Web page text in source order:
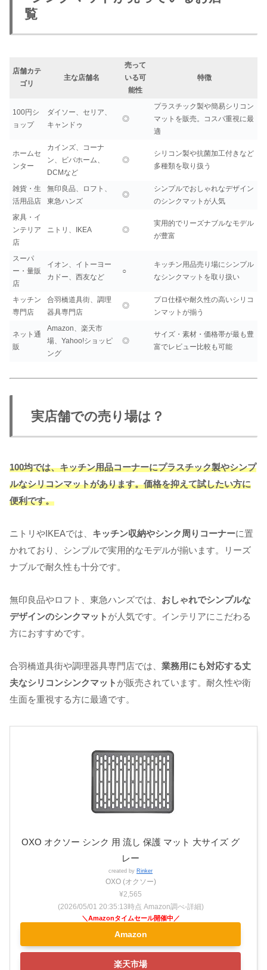
覧
店舗カテ
ゴリ
主な店舗名
売って
いる可
能性
特徴
100円シ
ョップ
ダイソー、セリア、
キャンドゥ
◎
プラスチック製や簡易シリコン
マットを販売。コスパ重視に最
適
ホームセ
ンター
カインズ、コーナ
ン、ビバホーム、
DCMなど
◎
シリコン製や抗菌加工付きなど
多種類を取り扱う
雑貨・生
活用品店
無印良品、ロフト、
東急ハンズ
◎
シンプルでおしゃれなデザイン
のシンクマットが人気
家具・イ
ンテリア
店
ニトリ、IKEA ◎
実用的でリーズナブルなモデル
が豊富
スーパ
ー・量販
店
イオン、イトーヨー
カドー、西友など
○
キッチン用品売り場にシンプル
なシンクマットを取り扱い
キッチン
専門店
合羽橋道具街、調理
器具専門店
◎
プロ仕様や耐久性の高いシリコ
ンマットが揃う
ネット通
販
Amazon、楽天市
場、Yahoo!ショッピ
ング
◎
サイズ・素材・価格帯が最も豊
富でレビュー比較も可能
実店舗での売り場は？
100均では、キッチン用品コーナーにプラスチック製やシンプ
ルなシリコンマットがあります。価格を抑えて試したい方に
便利です。
ニトリやIKEAでは、 キッチン収納やシンク周りコーナーに置
かれており、シンプルで実用的なモデルが揃います。リーズ
ナブルで耐久性も十分です。
無印良品やロフト、東急ハンズでは、 おしゃれでシンプルな
デザインのシンクマット が人気です。インテリアにこだわる
方におすすめです。
合羽橋道具街や調理器具専門店では、 業務用にも対応する丈
夫なシリコンシンクマット が販売されています。耐久性や衛
生面を重視する方に最適です。
OXO オクソー シンク 用 流し 保護 マット 大サイズ グ
レー
created by Rinker
OXO (オクソー)
¥2,565
(2026/05/01 20:35:13時点 Amazon調べ-詳細)
Amazon
楽天市場